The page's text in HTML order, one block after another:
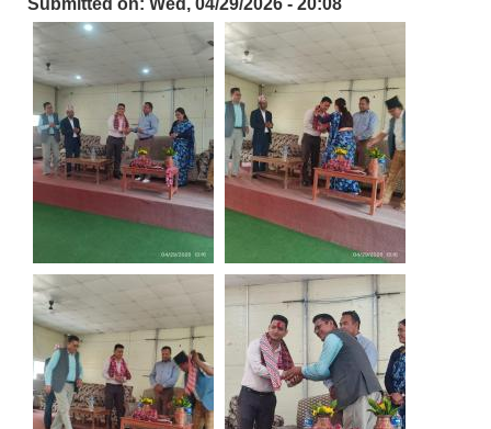
Submitted on: Wed, 04/29/2026 - 20:08